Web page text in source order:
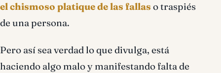
el chismoso platique de las fallas o traspiés
de una persona.
Pero así sea verdad lo que divulga, está
haciendo algo malo y manifestando falta de